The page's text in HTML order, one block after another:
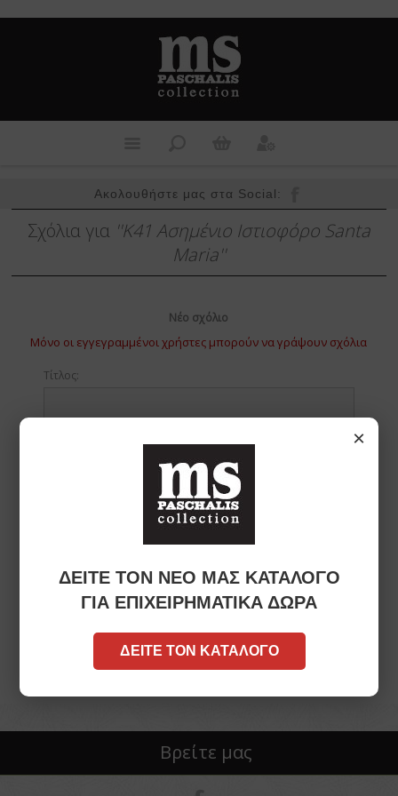
Ακολουθήστε μας στα Social:
Σχόλια για K41 Ασημένιo Ιστιοφόρο Santa
Maria
Νέο σχόλιο
Μόνο οι εγγεγραμμένοι χρήστες μπορούν να γράψουν σχόλια
Τίτλος:
Βαθμολογία:
Βρείτε μας
×
ΔΕΙΤΕ ΤΟΝ ΝΕΟ ΜΑΣ ΚΑΤΑΛΟΓΟ
ΓΙΑ ΕΠΙΧΕΙΡΗΜΑΤΙΚΑ ΔΩΡΑ
ΔΕΙΤΕ ΤΟΝ ΚΑΤΑΛΟΓΟ